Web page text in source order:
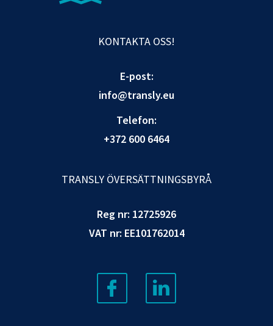
KONTAKTA OSS!
E-post:
info@transly.eu
Telefon:
+372 600 6464
TRANSLY ÖVERSÄTTNINGSBYRÅ
Reg nr: 12725926
VAT nr: EE101762014